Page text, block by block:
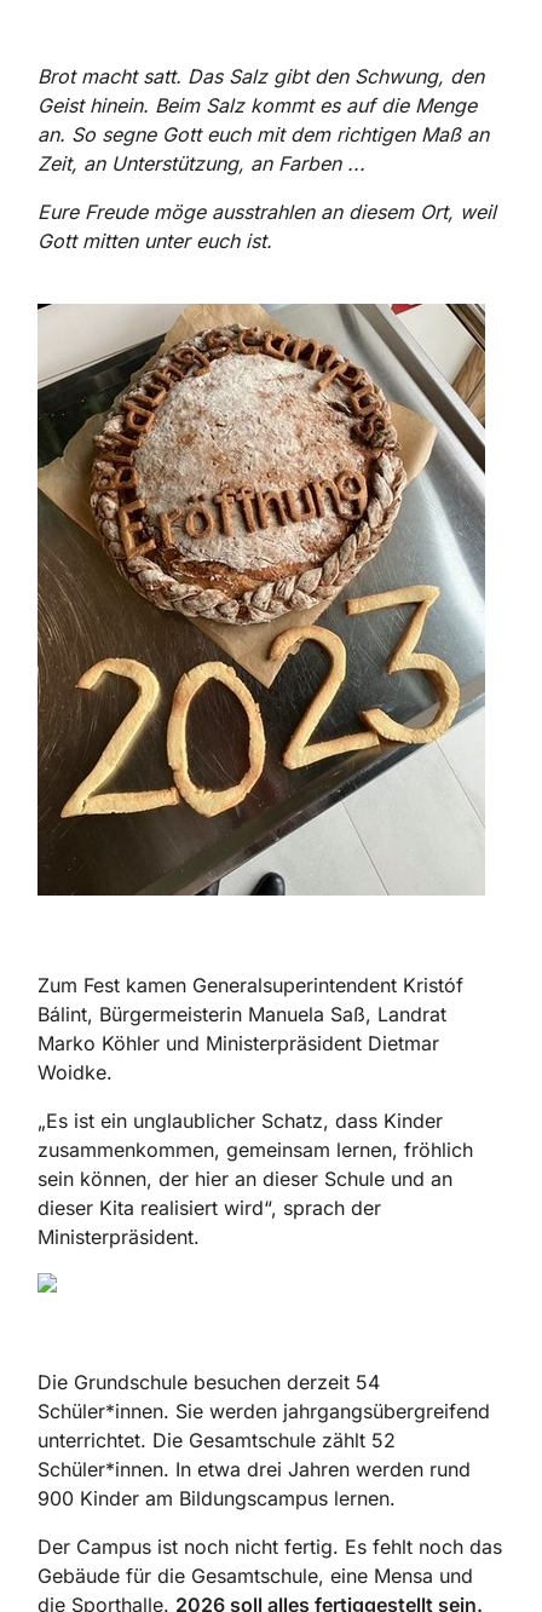
Brot macht satt. Das Salz gibt den Schwung, den
Geist hinein. Beim Salz kommt es auf die Menge
an. So segne Gott euch mit dem richtigen Maß an
Zeit, an Unterstützung, an Farben ...
Eure Freude möge ausstrahlen an diesem Ort, weil
Gott mitten unter euch ist.
Zum Fest kamen Generalsuperintendent Kristóf
Bálint, Bürgermeisterin Manuela Saß, Landrat
Marko Köhler und Ministerpräsident Dietmar
Woidke.
„Es ist ein unglaublicher Schatz, dass Kinder
zusammenkommen, gemeinsam lernen, fröhlich
sein können, der hier an dieser Schule und an
dieser Kita realisiert wird“, sprach der
Ministerpräsident.
Die Grundschule besuchen derzeit 54
Schüler*innen. Sie werden jahrgangsübergreifend
unterrichtet. Die Gesamtschule zählt 52
Schüler*innen. In etwa drei Jahren werden rund
900 Kinder am Bildungscampus lernen.
Der Campus ist noch nicht fertig. Es fehlt noch das
Gebäude für die Gesamtschule, eine Mensa und
die Sporthalle. 2026 soll alles fertiggestellt sein.